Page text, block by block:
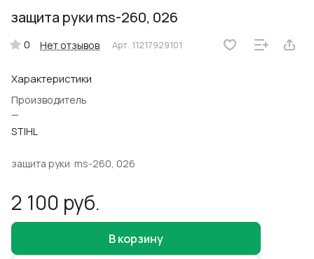
защита руки ms-260, 026
0 Нет отзывов Арт. 11217929101
Характеристики
Производитель
—
STIHL
защита руки ms-260, 026
2 100 руб.
В корзину